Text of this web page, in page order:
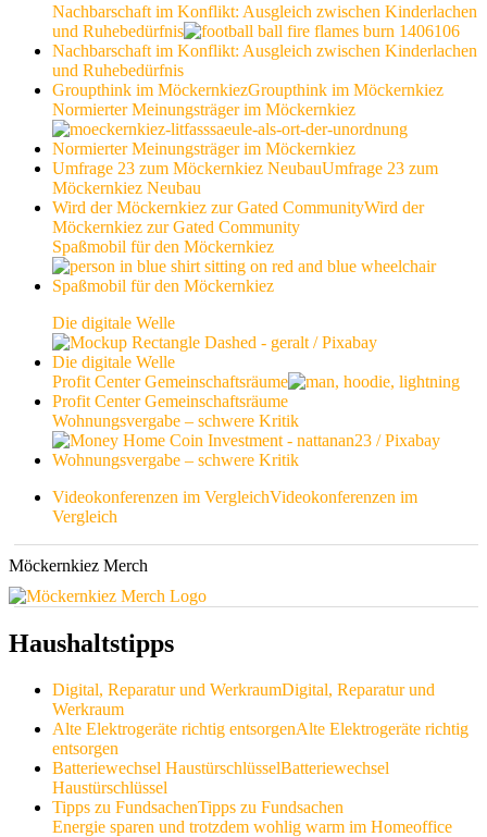
Nachbarschaft im Konflikt: Ausgleich zwischen Kinderlachen
und Ruhebedürfnis
Nachbarschaft im Konflikt: Ausgleich zwischen Kinderlachen
und Ruhebedürfnis
Groupthink im MöckernkiezGroupthink im Möckernkiez
Normierter Meinungsträger im Möckernkiez
Normierter Meinungsträger im Möckernkiez
Umfrage 23 zum Möckernkiez NeubauUmfrage 23 zum
Möckernkiez Neubau
Wird der Möckernkiez zur Gated CommunityWird der
Möckernkiez zur Gated Community
Spaßmobil für den Möckernkiez
Spaßmobil für den Möckernkiez
Die digitale Welle
Die digitale Welle
Profit Center Gemeinschaftsräume
Profit Center Gemeinschaftsräume
Wohnungsvergabe – schwere Kritik
Wohnungsvergabe – schwere Kritik
Videokonferenzen im VergleichVideokonferenzen im
Vergleich
Möckernkiez Merch
Haushaltstipps
Digital, Reparatur und WerkraumDigital, Reparatur und
Werkraum
Alte Elektrogeräte richtig entsorgenAlte Elektrogeräte richtig
entsorgen
Batteriewechsel HaustürschlüsselBatteriewechsel
Haustürschlüssel
Tipps zu FundsachenTipps zu Fundsachen
Energie sparen und trotzdem wohlig warm im Homeoffice